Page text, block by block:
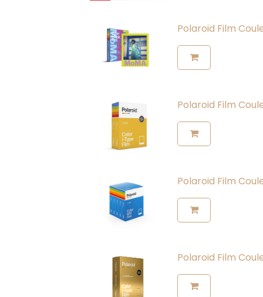
Polaroid Film
Polaroid Film
Polaroid Film
Polaroid Film